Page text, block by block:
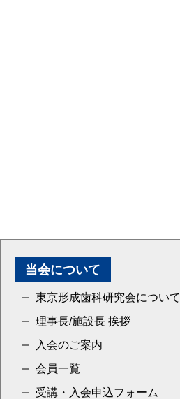
当会について
東京形成歯科研究会について
理事長/施設長 挨拶
入会のご案内
会員一覧
受講・入会申込フォーム